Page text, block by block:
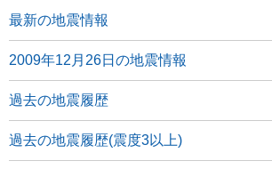
最新の地震情報
2009年12月26日の地震情報
過去の地震履歴
過去の地震履歴(震度3以上)